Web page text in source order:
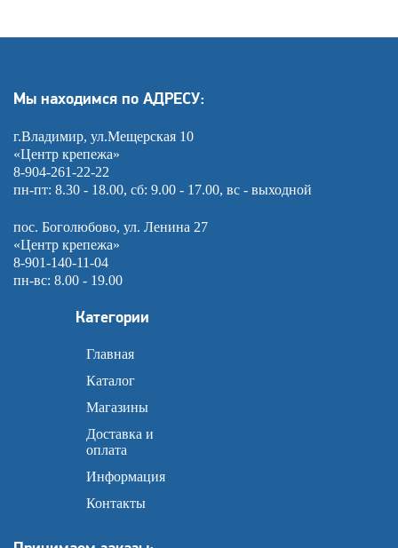
Мы находимся по АДРЕСУ:
г.Владимир, ул.Мещерская 10
«Центр крепежа»
8-904-261-22-22
пн-пт: 8.30 - 18.00, сб: 9.00 - 17.00, вс - выходной
пос. Боголюбово, ул. Ленина 27
«Центр крепежа»
8-901-140-11-04
пн-вс: 8.00 - 19.00
Категории
Главная
Каталог
Магазины
Доставка и
оплата
Информация
Контакты